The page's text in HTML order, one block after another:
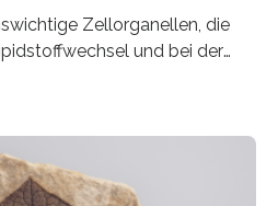
Zellorganellen, die
und bei der
Enzyme präzise in
um Prof. Dr. Ralf Erdmann
hat nun einen bislang